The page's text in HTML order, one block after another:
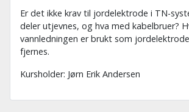
Er det ikke krav til jordelektrode i TN-
deler utjevnes, og hva med kabelbruer?
vannledningen er brukt som
fjernes.
Kursholder: Jørn Erik Andersen